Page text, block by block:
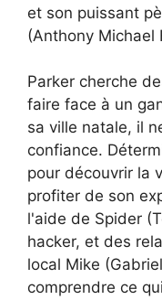
et son puissant
(Anthony Michael
Parker cherche
faire face à un
sa ville natale, il
confiance.
pour découvrir la
profiter de son
l'aide de Spider
hacker, et des
local Mike
comprendre ce